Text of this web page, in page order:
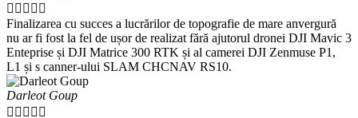
    
Finalizarea cu succes a lucrărilor de topografie de mare anvergură
nu ar fi fost la fel de ușor de realizat fără ajutorul dronei DJI Mavic 3
Enteprise și DJI Matrice 300 RTK și al camerei DJI Zenmuse P1,
L1 și s canner-ului SLAM CHCNAV RS10.
Darleot Goup
    